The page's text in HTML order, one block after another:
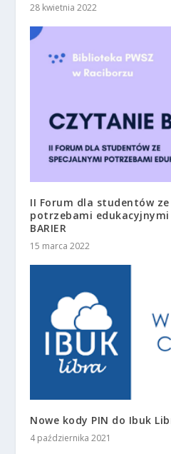
28 kwietnia 2022
II Forum dla studentów
potrzebami edukacyjnymi
BARIER
15 marca 2022
Nowe kody PIN do Ibuk
4 października 2021